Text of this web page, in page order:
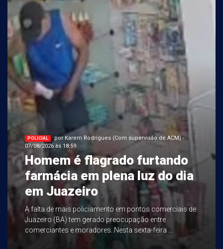
POLICIAL
por Karem Rodrigues (Com supervisão de ACM) -
07/08/2026 às 18:59
Homem é flagrado furtando
farmácia em plena luz do dia
em Juazeiro
A falta de mais policiamento em pontos comerciais de
Juazeiro (BA) tem gerado preocupação entre
comerciantes e moradores. Nesta sexta-feira ...